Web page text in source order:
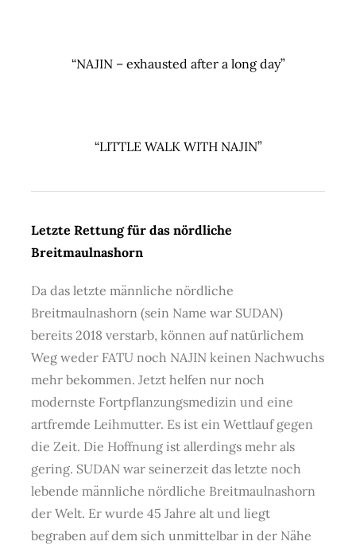
“NAJIN – exhausted after a long day”
“LITTLE WALK WITH NAJIN”
Letzte Rettung für das nördliche
Breitmaulnashorn
Da das letzte männliche nördliche
Breitmaulnashorn (sein Name war SUDAN)
bereits 2018 verstarb, können auf natürlichem
Weg weder FATU noch NAJIN keinen Nachwuchs
mehr bekommen. Jetzt helfen nur noch
modernste Fortpflanzungsmedizin und eine
artfremde Leihmutter. Es ist ein Wettlauf gegen
die Zeit. Die Hoffnung ist allerdings mehr als
gering. SUDAN war seinerzeit das letzte noch
lebende männliche nördliche Breitmaulnashorn
der Welt. Er wurde 45 Jahre alt und liegt
begraben auf dem sich unmittelbar in der Nähe